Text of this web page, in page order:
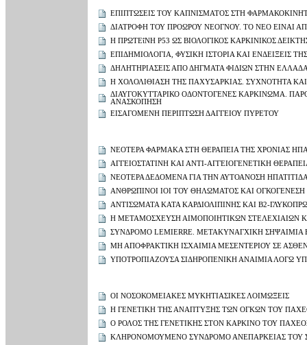
ΕΠΙΠΤΩΣΕΙΣ ΤΟΥ ΚΑΠΝΙΣΜΑΤΟΣ ΣΤΗ
ΔΙΑΤΡΟΦΗ ΤΟΥ ΠΡΟΩΡΟΥ ΝΕΟΓΝΟΥ. ΤΟ ΝΕΟ ΕΙΝΑΙ
Η ΠΡΩΤΕΐΝΗ P53 ΩΣ ΒΙΟΛΟΓΙΚΟΣ ΚΑΡΚΙΝΙΚΟΣ
ΕΠΙΔΗΜΙΟΛΟΓΙΑ, ΦΥΣΙΚΗ ΙΣΤΟΡΙΑ ΚΑΙ ΕΝΔΕΙΞΕΙΣ
ΔΗΛΗΤΗΡΙΑΣΕΙΣ ΑΠΟ ΔΗΓΜΑΤΑ ΦΙΔΙΩΝ ΣΤΗΝ
Η ΧΟΛΟΛΙΘΙΑΣΗ ΤΗΣ ΠΑΧΥΣΑΡΚΙΑΣ. ΣΥΧΝΟΤΗΤΑ
ΔΙΑΥΓΟΚΥΤΤΑΡΙΚΟ ΟΔΟΝΤΟΓΕΝΕΣ ΚΑΡΚΙΝΩΜΑ.
ΑΝΑΣΚΟΠΗΣΗ
ΕΙΣΑΓΟΜΕΝΗ ΠΕΡΙΠΤΩΣΗ ΔΑΓΓΕΙΟΥ ΠΥΡΕΤΟΥ
ΝΕΟΤΕΡΑ ΦΑΡΜΑΚΑ ΣΤΗ ΘΕΡΑΠΕΙΑ ΤΗΣ ΧΡΟΝΙΑΣ
ΑΓΓΕΙΟΣΤΑΤΙΝΗ ΚΑΙ ΑΝΤΙ-ΑΓΓΕΙΟΓΕΝΕΤΙΚΗ
ΝΕΟΤΕΡΑ ΔΕΔΟΜΕΝΑ ΓΙΑ ΤΗΝ ΑΥΤΟΑΝΟΣΗ
ΑΝΘΡΩΠΙΝΟΙ ΙΟΙ ΤΟΥ ΘΗΛΩΜΑΤΟΣ ΚΑΙ ΟΓΚΟΓΕΝΕΣΗ
ΑΝΤΙΣΩΜΑΤΑ ΚΑΤΑ ΚΑΡΔΙΟΛΙΠΙΝΗΣ ΚΑΙ Β2-
Η ΜΕΤΑΜΟΣΧΕΥΣΗ ΑΙΜΟΠΟΙΗΤΙΚΩΝ ΣΤΕΛΕΧΙΑΙΩΝ
ΣΥΝΔΡΟΜΟ LEMIERRE. ΜΕΤΑΚΥΝΑΓΧΙΚΗ
ΜΗ ΑΠΟΦΡΑΚΤΙΚΗ ΙΣΧΑΙΜΙΑ ΜΕΣΕΝΤΕΡΙΟΥ ΣΕ
ΥΠΟΤΡΟΠΙΑΖΟΥΣΑ ΣΙΔΗΡΟΠΕΝΙΚΗ ΑΝΑΙΜΙΑ ΛΟΓΩ
ΟΙ ΝΟΣΟΚΟΜΕΙΑΚΕΣ ΜΥΚΗΤΙΑΣΙΚΕΣ ΛΟΙΜΩΞΕΙΣ
Η ΓΕΝΕΤΙΚΗ ΤΗΣ ΑΝΑΠΤΥΞΗΣ ΤΩΝ ΟΓΚΩΝ ΤΟΥ
Ο ΡΟΛΟΣ ΤΗΣ ΓΕΝΕΤΙΚΗΣ ΣΤΟΝ ΚΑΡΚΙΝΟ ΤΟΥ
ΚΛΗΡΟΝΟΜΟΥΜΕΝΟ ΣΥΝΔΡΟΜΟ ΑΝΕΠΑΡΚΕΙΑΣ ΤΟΥ